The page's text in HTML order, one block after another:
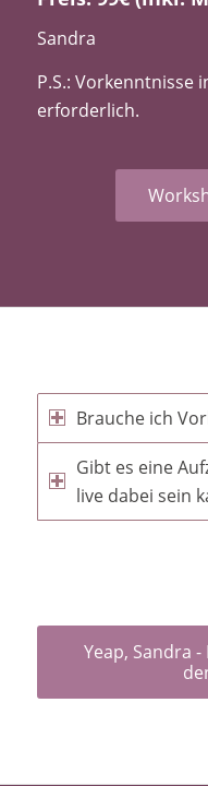
Sandra
P.S.: Vorkenntnisse
erforderlich.
Brauche ich
Gibt es eine
live dabei sein
Yeap, Sandra